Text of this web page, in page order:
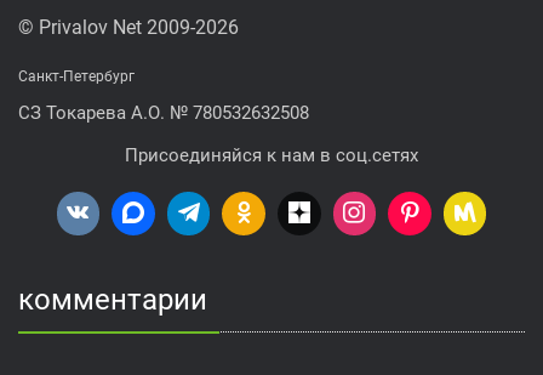
© Privalov Net 2009-2026
Санкт-Петербург
СЗ Токарева А.О. № 780532632508
Присоединяйся к нам в соц.сетях
комментарии